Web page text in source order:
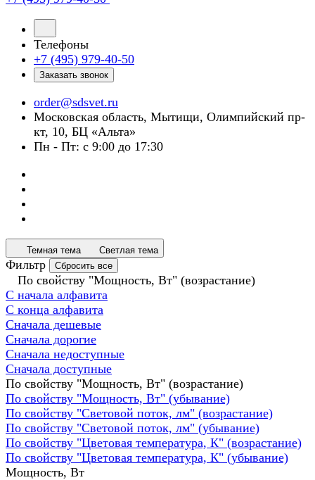
Телефоны
+7 (495) 979-40-50
Заказать звонок
order@sdsvet.ru
Московская область, Мытищи, Олимпийский пр-
кт, 10, БЦ «Альта»
Пн - Пт: с 9:00 до 17:30
Темная тема Светлая тема
Фильтр Сбросить все
По свойству "Мощность, Вт" (возрастание)
С начала алфавита
С конца алфавита
Сначала дешевые
Сначала дорогие
Сначала недоступные
Сначала доступные
По свойству "Мощность, Вт" (возрастание)
По свойству "Мощность, Вт" (убывание)
По свойству "Световой поток, лм" (возрастание)
По свойству "Световой поток, лм" (убывание)
По свойству "Цветовая температура, К" (возрастание)
По свойству "Цветовая температура, К" (убывание)
Мощность, Вт